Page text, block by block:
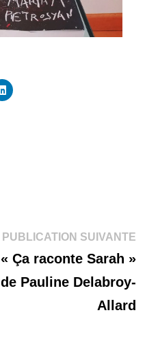
PUBLICATION SUIVANTE
« Ça raconte Sarah »
de Pauline Delabroy-
Allard